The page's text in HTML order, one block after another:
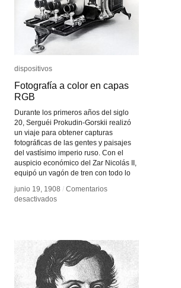
dispositivos
Fotografía a color en capas
RGB
Durante los primeros años del siglo
20, Serguéi Prokudin-Gorskii realizó
un viaje para obtener capturas
fotográficas de las gentes y paisajes
del vastísimo imperio ruso. Con el
auspicio económico del Zar Nicolás II,
equipó un vagón de tren con todo lo
junio 19, 1908 / Comentarios
desactivadosen
en
capas
RGB
dispositivos
Fotografía a color en capas
RGB
junio 19, 1908 / Comentarios
desactivadosen
en
capas
RGB